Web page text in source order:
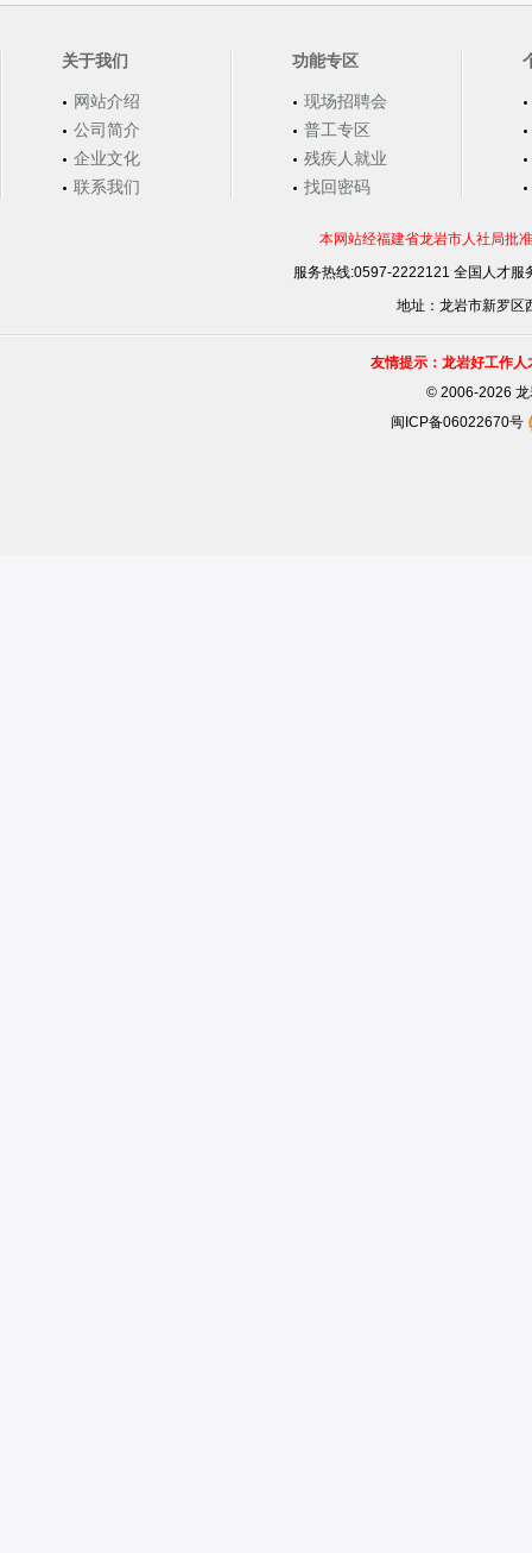
关于我们
网站介绍
公司简介
企业文化
联系我们
功能专区
现场招聘会
普工专区
残疾人就业
找回密码
本网站经福建省龙岩市人社局批
服务热线:0597-2222121 全国人才
地址：龙岩市新罗区
友情提示：龙岩好工作
©2006-2026 龙
闽ICP备06022670号